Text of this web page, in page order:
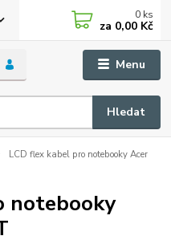
Menu
Hledat
0 ks
za 0,00 Kč
LCD flex kabel pro notebooky Acer
notebooky